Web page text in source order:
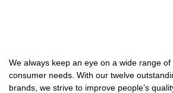
We always keep an eye on a wide range of
consumer needs. With our twelve
brands, we strive to improve people’s